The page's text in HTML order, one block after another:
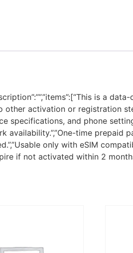
is a
other activation or registration
specifications, and phone
time prepaid
only with eSIM
if not activated within 2